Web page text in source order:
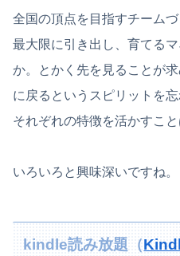
全国の頂点を目指すチーム
最大限に引き出し、育てる
か。とかく先を見ることが
に戻るというスピリットを
それぞれの特徴を活かすこ
いろいろと興味深いですね。
kindle読み放題（